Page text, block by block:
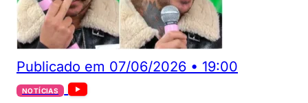
Publicado em 07/06/2026 • 19:00
NOTÍCIAS